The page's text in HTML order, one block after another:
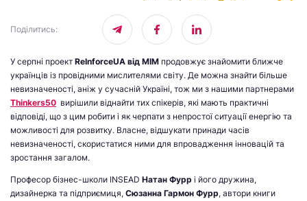
Поділитись:
У серпні проект ReInforceUA від МІМ продовжує знайомити ближче
українців із провідними мислителями світу. Де можна знайти більше
невизначеності, аніж у сучасній Україні, тож ми з нашими партнерами
Thinkers50 вирішили віднайти тих спікерів, які мають практичні
відповіді, що з цим робити і як черпати з непростої ситуації енергію та
можливості для розвитку. Власне, відшукати принади часів
невизначеності, скористатися ними для впровадження інновацій та
зростання загалом.
Професор бізнес-школи INSEAD Натан Фурр і його дружина,
дизайнерка та підприємиця, Сюзанна Гармон Фурр, автори книги